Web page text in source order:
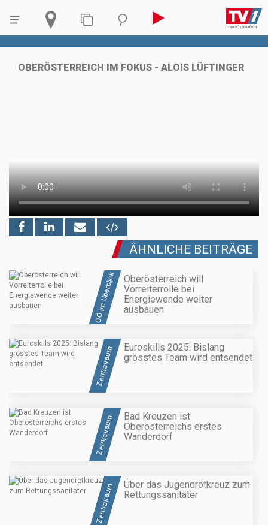
OBERÖSTERREICH IM FOKUS - ALOIS LÜFTINGER
ÄHNLICHE BEITRÄGE
OÖ im Überblick
Oberösterreich will
Vorreiterrolle bei
Energiewende weiter
ausbauen
Zentralraum
Euroskills 2025: Bislang
grösstes Team wird entsendet
Zentralraum
Bad Kreuzen ist
Oberösterreichs erstes
Wanderdorf
Zentralraum
Über das Jugendrotkreuz zum
Rettungssanitäter